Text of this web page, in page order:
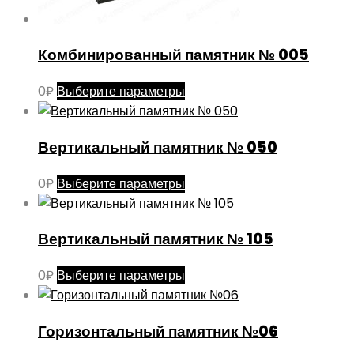
Комбинированный памятник № 005
0₽ Выберите параметры
товар
несколько
Опции
можно
на
странице
товара.
Вертикальный памятник № 050
0₽ Выберите параметры
товар
несколько
Опции
можно
на
Вертикальный памятник № 105
0₽ Выберите параметры
товар
несколько
Горизонтальный памятник №06